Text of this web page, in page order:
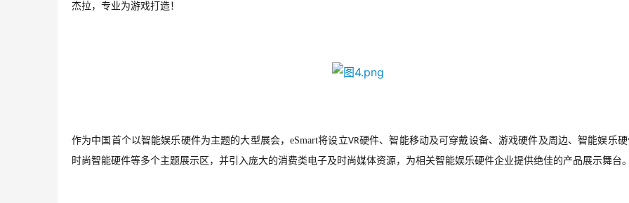
杰拉，专业为游戏打造！
作为中国首个以智能娱乐硬件为主题的大型展会，eSmart将设立VR硬件、智能移动及可穿戴设备、游戏硬件及周边、智能娱乐
时尚智能硬件等多个主题展示区，并引入庞大的消费类电子及时尚媒体资源，为相关智能娱乐硬件企业提供绝佳的产品展示舞台